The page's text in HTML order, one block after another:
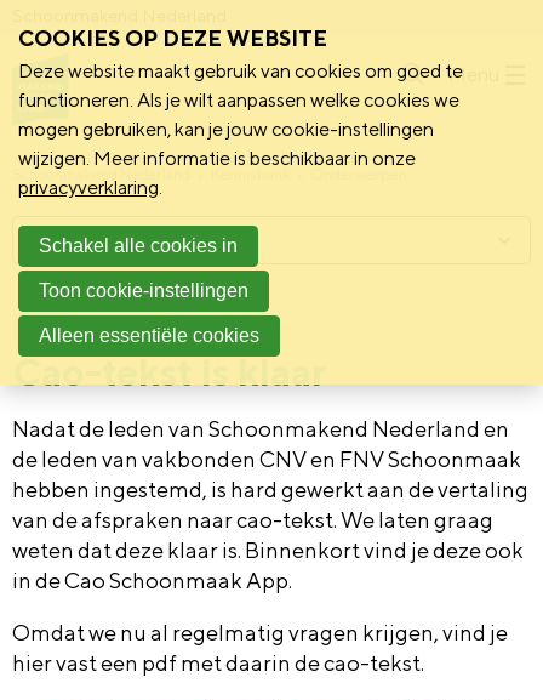
Menu
Schoonmakend Nederland
Nieuws 2 juli 2024
Cao-tekst is klaar
Nadat de leden van Schoonmakend Nederland en
de leden van vakbonden CNV en FNV Schoonmaak
hebben ingestemd, is hard gewerkt aan de vertaling
van de afspraken naar cao-tekst. We laten graag
weten dat deze klaar is. Binnenkort vind je deze ook
in de Cao Schoonmaak App.
Omdat we nu al regelmatig vragen krijgen, vind je
hier vast een pdf met daarin de cao-tekst.
Menu
COOKIES OP DEZE WEBSITE
Deze website maakt gebruik van cookies om goed te
functioneren. Als je wilt aanpassen welke cookies we
mogen gebruiken, kan je jouw cookie-instellingen
wijzigen. Meer informatie is beschikbaar in onze
privacyverklaring.
Schakel alle cookies in
Toon cookie-instellingen
Alleen essentiële cookies